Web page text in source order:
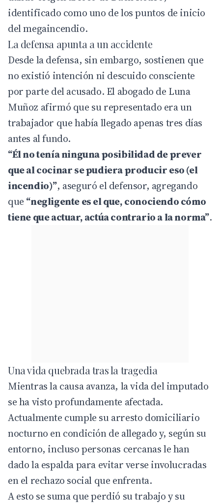
identificado como uno de los puntos de inicio
del megaincendio.
La defensa apunta a un accidente
Desde la defensa, sin embargo, sostienen que
no existió intención ni descuido consciente
por parte del acusado. El abogado de Luna
Muñoz afirmó que su representado era un
trabajador que había llegado apenas tres días
antes al fundo.
“Él no tenía ninguna posibilidad de prever
que al cocinar se pudiera producir eso (el
incendio)”, aseguró el defensor, agregando
que “negligente es el que, conociendo cómo
tiene que actuar, actúa contrario a la norma”.
Una vida quebrada tras la tragedia
Mientras la causa avanza, la vida del imputado
se ha visto profundamente afectada.
Actualmente cumple su arresto domiciliario
nocturno en condición de allegado y, según su
entorno, incluso personas cercanas le han
dado la espalda para evitar verse involucradas
en el rechazo social que enfrenta.
A esto se suma que perdió su trabajo y su